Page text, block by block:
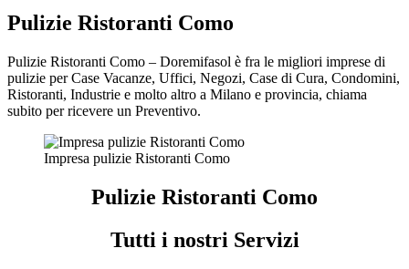
Pulizie Ristoranti Como
Pulizie Ristoranti Como – Doremifasol è fra le migliori imprese di
pulizie per Case Vacanze, Uffici, Negozi, Case di Cura, Condomini,
Ristoranti, Industrie e molto altro a Milano e provincia, chiama
subito per ricevere un Preventivo.
Impresa pulizie Ristoranti Como
Pulizie Ristoranti Como
Tutti i nostri Servizi